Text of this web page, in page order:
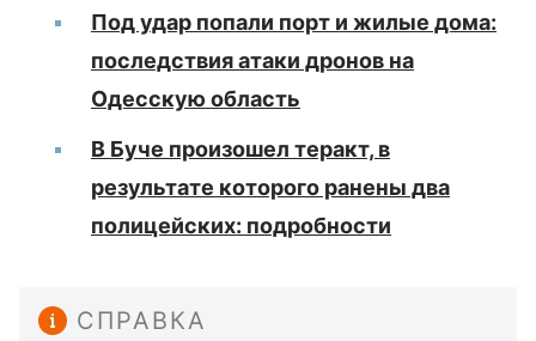
Под удар попали порт и жилые дома:
последствия атаки дронов на
Одесскую область
В Буче произошел теракт, в
результате которого ранены два
полицейских: подробности
СПРАВКА